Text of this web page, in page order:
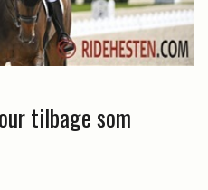
tilbage som